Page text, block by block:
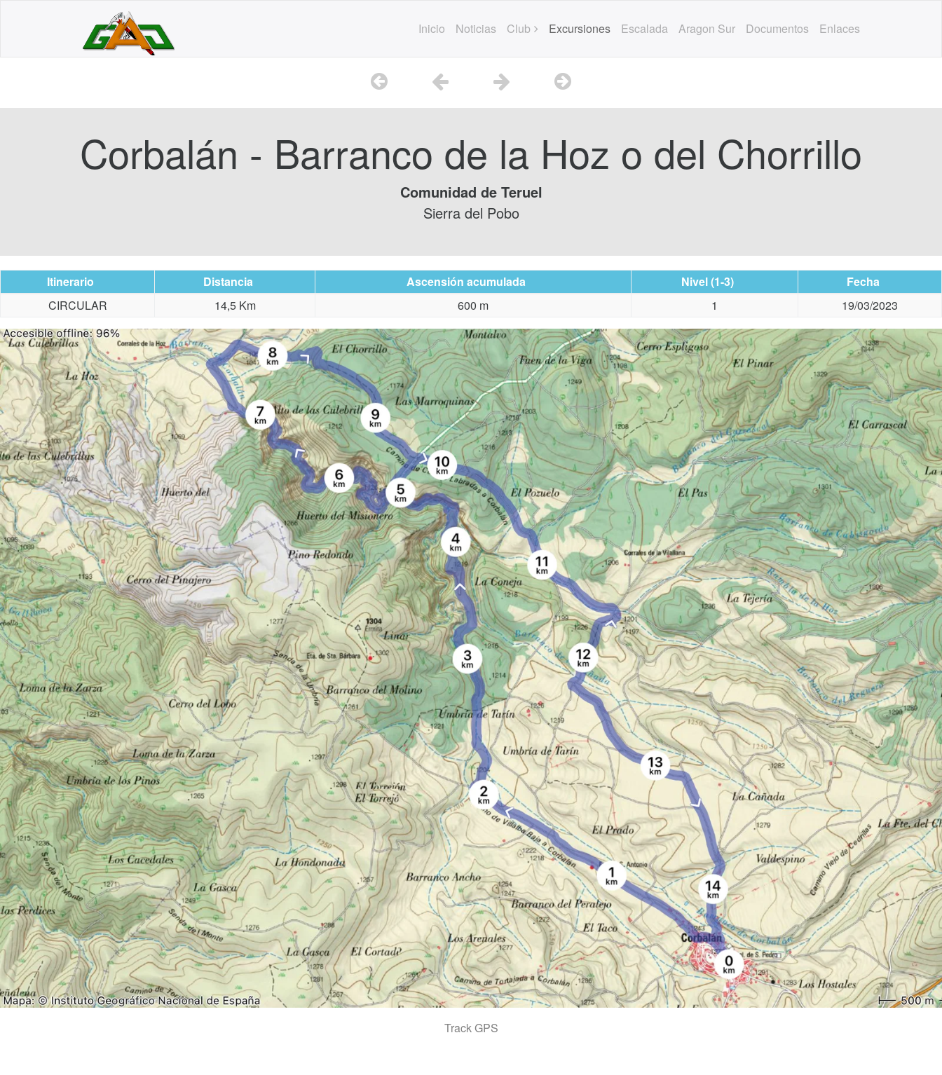
Inicio Noticias Club Excursiones Escalada Aragon Sur Documentos Enlaces
Corbalán - Barranco de la Hoz o del Chorrillo
Comunidad de Teruel
Sierra del Pobo
Itinerario Distancia Ascensión acumulada Nivel (1-3)
Fecha
CIRCULAR
14,5 Km 600 m 1 19/03/2023
Track GPS